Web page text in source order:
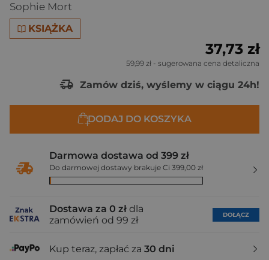
Sophie Mort
KSIĄŻKA
37,73 zł
59,99 zł - sugerowana cena detaliczna
Zamów dziś, wyślemy w ciągu 24h!
DODAJ DO KOSZYKA
Darmowa dostawa od 399 zł
Do darmowej dostawy brakuje Ci 399,00 zł
Dostawa za 0 zł dla
zamówień od 99 zł
DOŁĄCZ
Kup teraz, zapłać za 30 dni